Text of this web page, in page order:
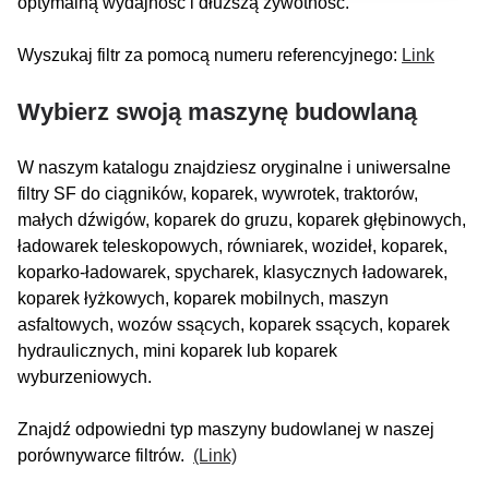
Wyszukaj filtr za pomocą numeru referencyjnego: Link
Wybierz swoją maszynę budowlaną
W naszym katalogu znajdziesz oryginalne i uniwersalne
filtry SF do ciągników, koparek, wywrotek, traktorów,
małych dźwigów, koparek do gruzu, koparek głębinowych,
ładowarek teleskopowych, równiarek, wozideł, koparek,
koparko-ładowarek, spycharek, klasycznych ładowarek,
koparek łyżkowych, koparek mobilnych, maszyn
asfaltowych, wozów ssących, koparek ssących, koparek
hydraulicznych, mini koparek lub koparek
wyburzeniowych.
Znajdź odpowiedni typ maszyny budowlanej w naszej
porównywarce filtrów. (Link)